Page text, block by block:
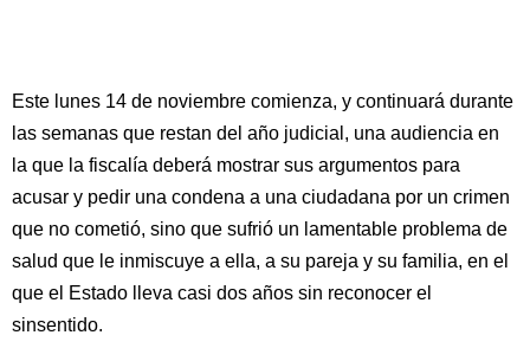
Este lunes 14 de noviembre comienza, y continuará durante
las semanas que restan del año judicial, una audiencia en
la que la fiscalía deberá mostrar sus argumentos para
acusar y pedir una condena a una ciudadana por un crimen
que no cometió, sino que sufrió un lamentable problema de
salud que le inmiscuye a ella, a su pareja y su familia, en el
que el Estado lleva casi dos años sin reconocer el
sinsentido.